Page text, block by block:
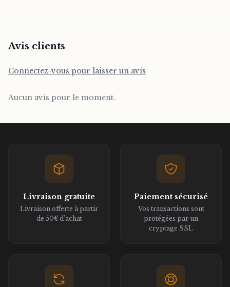
africaine, les étudiants en sciences
humaines et tous ceux qui cherchent à
enrichir leur compréhension du
patrimoine littéraire mondial, ce livre
constitue une lecture incontournable.
Avis clients
Connectez-vous pour laisser un avis
Aucun avis pour le moment.
Livraison gratuite
Livraison offerte à partir
de 50€ d'achat
Paiement sécurisé
Vos transactions sont
protégées par un
cryptage SSL